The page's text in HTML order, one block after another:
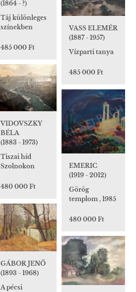
(1864 - ?)
Táj különleges
színekben
485 000 Ft
VASS ELEMÉR
(1887 - 1957)
Vízparti tanya
485 000 Ft
VIDOVSZKY
BÉLA
(1883 - 1973)
Tiszai híd
Szolnokon
480 000 Ft
EMERIC
(1919 - 2012)
Görög
templom , 1985
480 000 Ft
GÁBOR JENŐ
(1893 - 1968)
A pécsi